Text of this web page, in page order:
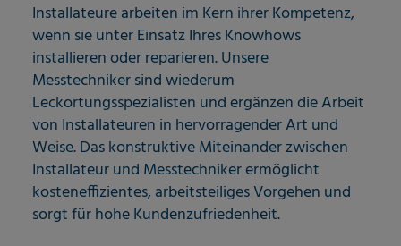
Installateure arbeiten im Kern ihrer Kompetenz,
wenn sie unter Einsatz Ihres Knowhows
installieren oder reparieren. Unsere
Messtechniker sind wiederum
Leckortungsspezialisten und ergänzen die Arbeit
von Installateuren in hervorragender Art und
Weise. Das konstruktive Miteinander zwischen
Installateur und Messtechniker ermöglicht
kosteneffizientes, arbeitsteiliges Vorgehen und
sorgt für hohe Kundenzufriedenheit.